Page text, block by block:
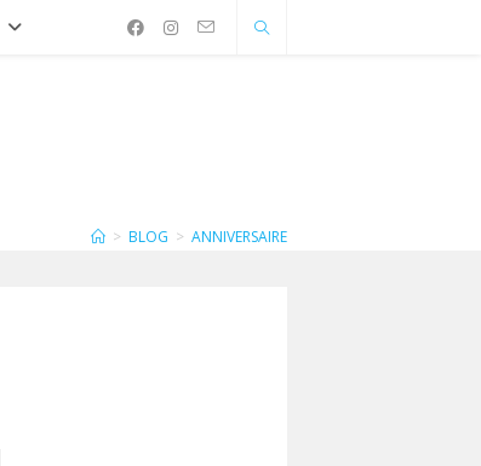
> BLOG > ANNIVERSAIRE